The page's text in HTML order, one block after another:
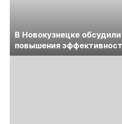
В Новокузнецке
повышения
предприятий